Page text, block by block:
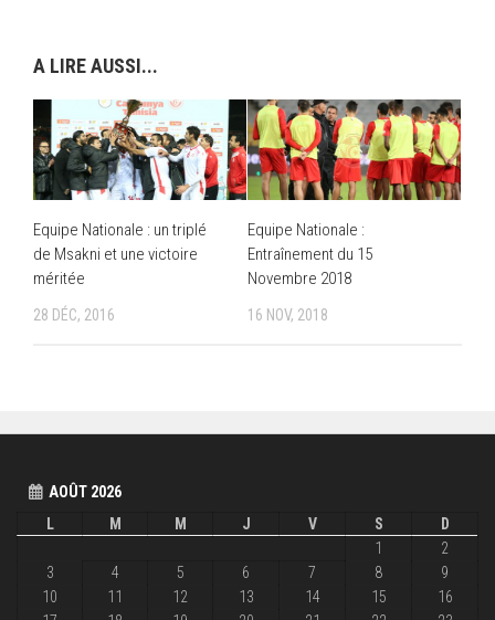
A LIRE AUSSI...
Equipe Nationale : un triplé
de Msakni et une victoire
méritée
28 DÉC, 2016
Equipe Nationale :
Entraînement du 15
Novembre 2018
16 NOV, 2018
AOÛT 2026
L
M M J V S
D
1
2
3
4 5 6 7 8
9
10
11 12 13 14 15
16